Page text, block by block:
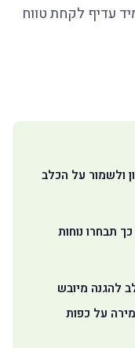
עדיף לקחת טווח
ולשמור על הכלב
תבחרו נוחות
להגנה מיובש
על כפות